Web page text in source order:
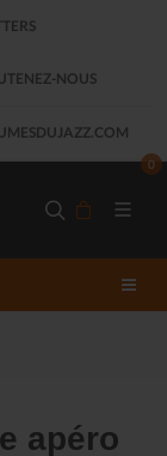
NOUS
0
SALON, LE
apéro